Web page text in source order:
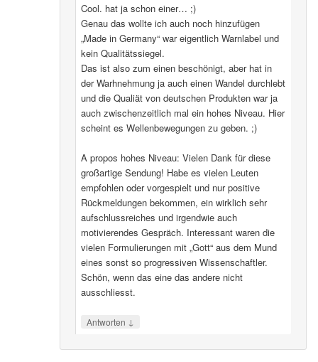
Cool. hat ja schon einer… ;)
Genau das wollte ich auch noch hinzufügen
„Made in Germany“ war eigentlich Warnlabel und
kein Qualitätssiegel.
Das ist also zum einen beschönigt, aber hat in
der Warhnehmung ja auch einen Wandel durchlebt
und die Qualiät von deutschen Produkten war ja
auch zwischenzeitlich mal ein hohes Niveau. Hier
scheint es Wellenbewegungen zu geben. ;)
A propos hohes Niveau: Vielen Dank für diese
großartige Sendung! Habe es vielen Leuten
empfohlen oder vorgespielt und nur positive
Rückmeldungen bekommen, ein wirklich sehr
aufschlussreiches und irgendwie auch
motivierendes Gespräch. Interessant waren die
vielen Formulierungen mit „Gott“ aus dem Mund
eines sonst so progressiven Wissenschaftler.
Schön, wenn das eine das andere nicht
ausschliesst.
Antworten ↓